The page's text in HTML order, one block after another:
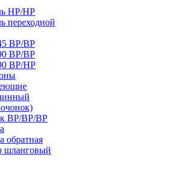
НР/НР
переходной
ВР/ВР
ВР/ВР
ВР/НР
ВР/ВР/ВР
обратная
шланговый